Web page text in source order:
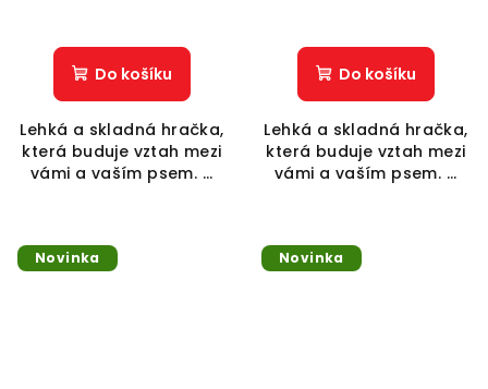
Do košíku
Lehká a skladná hračka,
která buduje vztah mezi
vámi a vaším psem. ...
Do košíku
Lehká a skladná hračka,
která buduje vztah mezi
vámi a vaším psem. ...
Novinka Novinka